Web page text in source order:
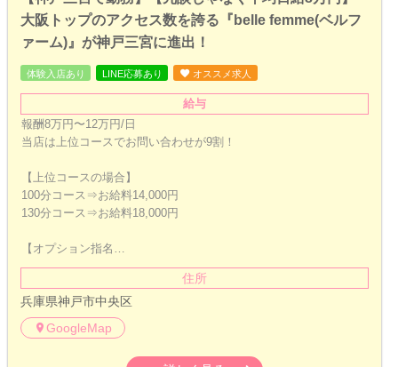
大阪トップのアクセス数を誇る『belle femme(ベルフ
ァーム)』が神戸三宮に進出！
体験入店あり LINE応募あり オススメ求人
給与
報酬8万円〜12万円/日
当店は上位コースでお問い合わせが9割！
【上位コースの場合】
100分コース⇒お給料14,000円
130分コース⇒お給料18,000円
【オプション指名…
住所
兵庫県神戸市中央区
GoogleMap